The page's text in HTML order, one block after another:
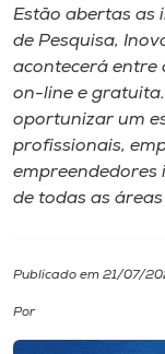
I.nova
Diplomados
Cultura
CPA
Biblioteca
Estão abertas as
de Pesquisa,
acontecerá entre
on-line e
oportunizar um
profissionais,
empreendedores
de todas as
Publicado em 21/07/
Por